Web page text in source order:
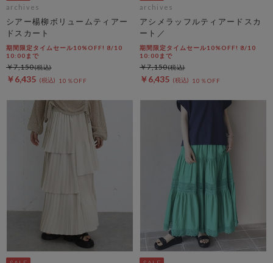
archives
シアー楊柳ボリュームティアー
ドスカート
期間限定タイムセール10%OFF! 8/10
10:00まで
￥6,435 10％OFF
￥7,150
archives
アシメラッフルティアードスカ
ート／
期間限定タイムセール10%OFF! 8/10
10:00まで
￥6,435 10％OFF
￥7,150